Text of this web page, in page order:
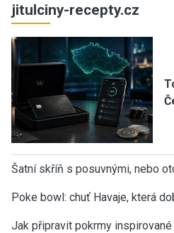
jitulciny-recepty.cz
Šatní skříň s posuvnými, nebo
Poke bowl: chuť Havaje, která
Jak připravit pokrmy